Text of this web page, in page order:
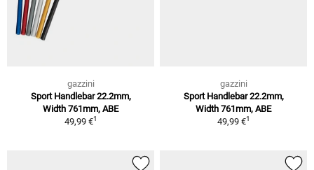
gazzini
Sport Handlebar 22.2mm,
Width 761mm, ABE
49,99 €1
gazzini
Sport Handlebar 22.2mm,
Width 761mm, ABE
49,99 €1